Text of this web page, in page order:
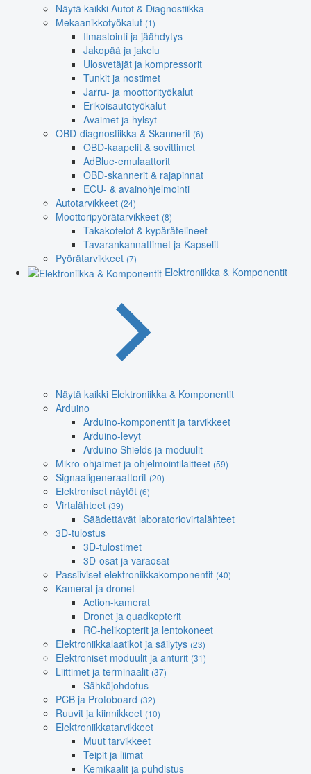
Näytä kaikki Autot & Diagnostiikka
Mekaanikkotyökalut (1)
Ilmastointi ja jäähdytys
Jakopää ja jakelu
Ulosvetäjät ja kompressorit
Tunkit ja nostimet
Jarru- ja moottorityökalut
Erikoisautotyökalut
Avaimet ja hylsyt
OBD-diagnostiikka & Skannerit (6)
OBD-kaapelit & sovittimet
AdBlue-emulaattorit
OBD-skannerit & rajapinnat
ECU- & avainohjelmointi
Autotarvikkeet (24)
Moottoripyörätarvikkeet (8)
Takakotelot & kypärätelineet
Tavarankannattimet ja Kapselit
Pyörätarvikkeet (7)
Elektroniikka & Komponentit
Näytä kaikki Elektroniikka & Komponentit
Arduino
Arduino-komponentit ja tarvikkeet
Arduino-levyt
Arduino Shields ja moduulit
Mikro-ohjaimet ja ohjelmointilaitteet (59)
Signaaligeneraattorit (20)
Elektroniset näytöt (6)
Virtalähteet (39)
Säädettävät laboratoriovirtalähteet
3D-tulostus
3D-tulostimet
3D-osat ja varaosat
Passiiviset elektroniikkakomponentit (40)
Kamerat ja dronet
Action-kamerat
Dronet ja quadkopterit
RC-helikopterit ja lentokoneet
Elektroniikkalaatikot ja säilytys (23)
Elektroniset moduulit ja anturit (31)
Liittimet ja terminaalit (37)
Sähköjohdotus
PCB ja Protoboard (32)
Ruuvit ja kiinnikkeet (10)
Elektroniikkatarvikkeet
Muut tarvikkeet
Teipit ja liimat
Kemikaalit ja puhdistus